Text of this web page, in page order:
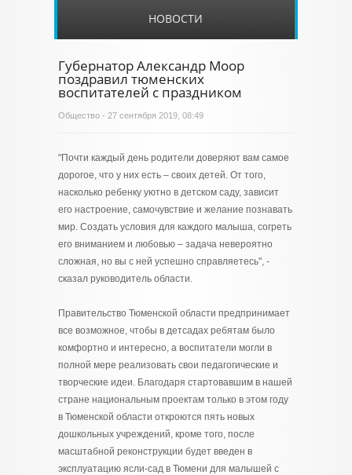
НОВОСТИ
Губернатор Александр Моор
поздравил тюменских
воспитателей с праздником
Общество - 27 сентября 2019, 08:49
"Почти каждый день родители доверяют вам самое
дорогое, что у них есть – своих детей. От того,
насколько ребенку уютно в детском саду, зависит
его настроение, самочувствие и желание познавать
мир. Создать условия для каждого малыша, согреть
его вниманием и любовью – задача невероятно
сложная, но вы с ней успешно справляетесь", -
сказал руководитель области.
Правительство Тюменской области предпринимает
все возможное, чтобы в детсадах ребятам было
комфортно и интересно, а воспитатели могли в
полной мере реализовать свои педагогические и
творческие идеи. Благодаря стартовавшим в нашей
стране национальным проектам только в этом году
в Тюменской области откроются пять новых
дошкольных учреждений, кроме того, после
масштабной реконструкции будет введен в
эксплуатацию ясли-сад в Тюмени для малышей с